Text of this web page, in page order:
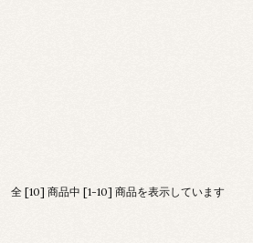
全 [10] 商品中 [1-10] 商品を表示しています